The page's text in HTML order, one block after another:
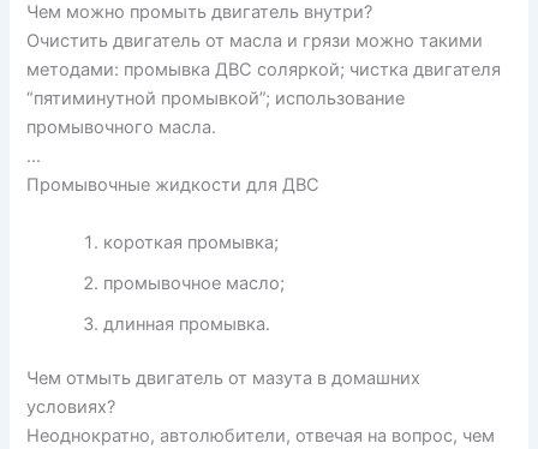
Чем можно промыть двигатель внутри?
Очистить двигатель от масла и грязи можно такими
методами: промывка ДВС соляркой; чистка двигателя
“пятиминутной промывкой”; использование
промывочного масла.
…
Промывочные жидкости для ДВС
короткая промывка;
промывочное масло;
длинная промывка.
Чем отмыть двигатель от мазута в домашних
условиях?
Неоднократно, автолюбители, отвечая на вопрос, чем